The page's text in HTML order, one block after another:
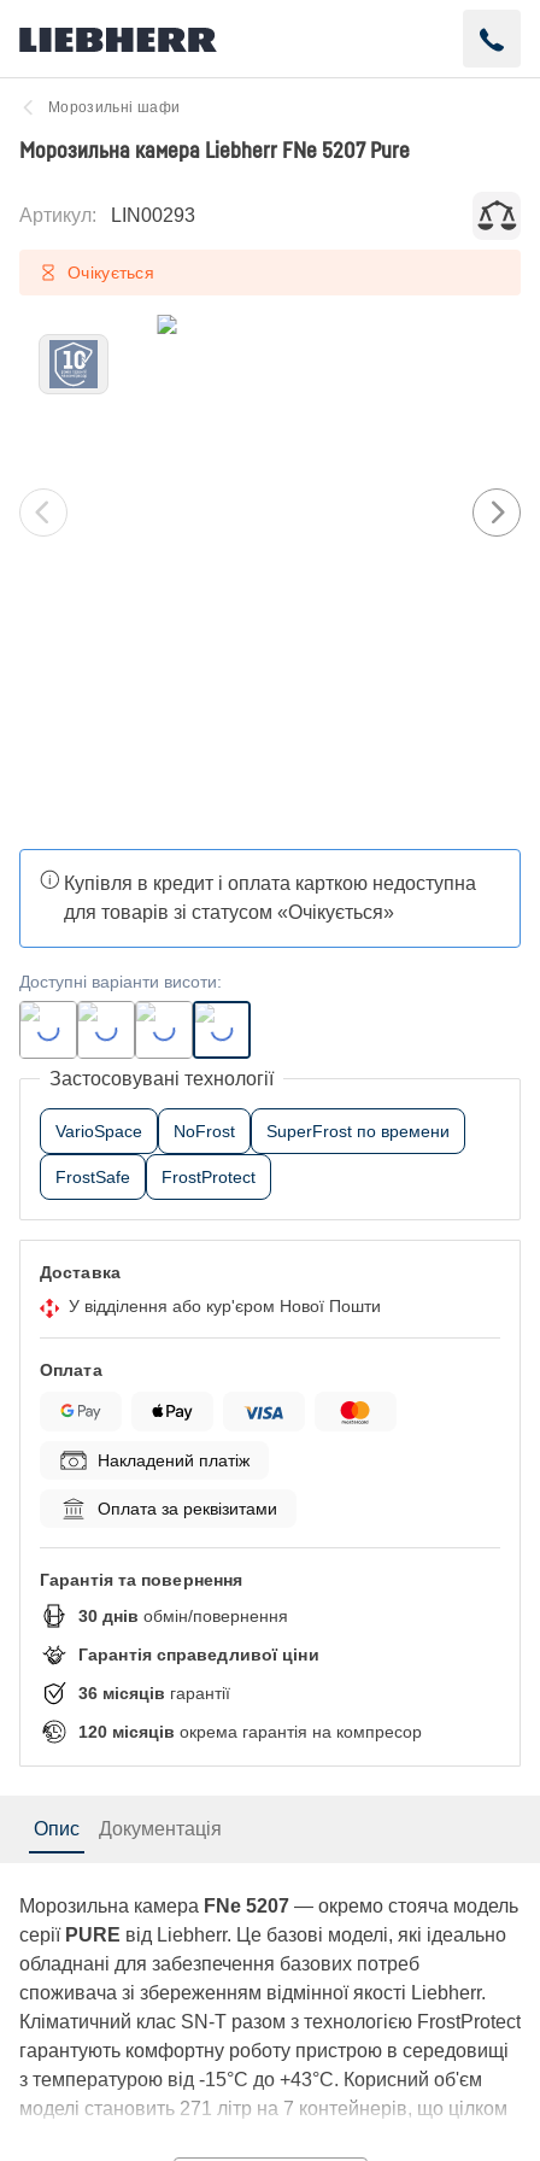
Морозильні шафи
Морозильна камера Liebherr FNe 5207 Pure
Артикул: LIN00293
Очікується
Купівля в кредит і оплата карткою недоступна
для товарів зі статусом «Очікується»
Доступні варіанти висоти:
Застосовувані технології
VarioSpace NoFrost SuperFrost по времени
FrostSafe FrostProtect
Доставка
У відділення або кур'єром Нової Пошти
Оплата
Накладений платіж
Оплата за реквізитами
Гарантія та повернення
30 днів обмін/повернення
Гарантія справедливої ціни
36 місяців гарантії
120 місяців окрема гарантія на компресор
Опис Документація
Морозильна камера FNe 5207 — окремо стояча модель
серії PURE від Liebherr. Це базові моделі, які ідеально
обладнані для забезпечення базових потреб
споживача зі збереженням відмінної якості Liebherr.
Кліматичний клас SN-T разом з технологією FrostProtect
гарантують комфортну роботу пристрою в середовищі
з температурою від -15°C до +43°C. Корисний об'єм
моделі становить 271 літр на 7 контейнерів, що цілком